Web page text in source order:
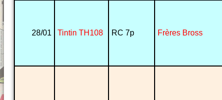
28/01 Tintin TH108 RC 7p Frères Bross